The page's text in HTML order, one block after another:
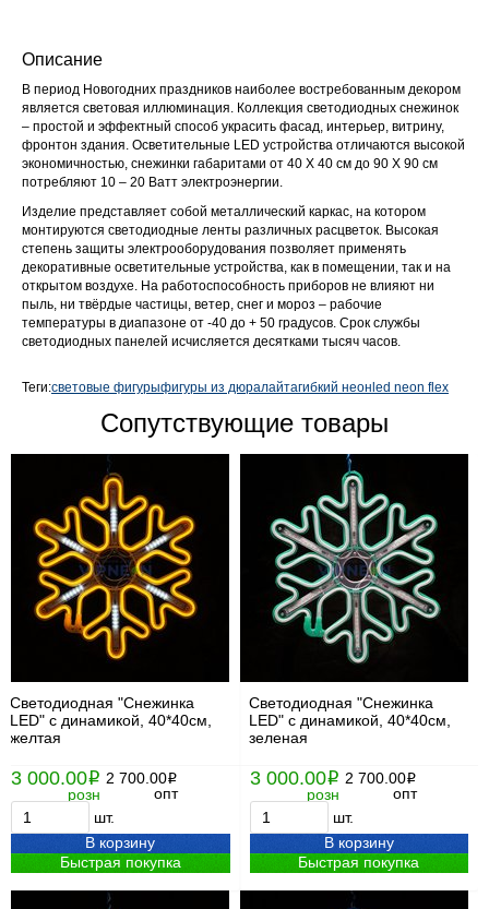
Описание
В период Новогодних праздников наиболее востребованным декором
является световая иллюминация. Коллекция светодиодных снежинок
– простой и эффектный способ украсить фасад, интерьер, витрину,
фронтон здания. Осветительные LED устройства отличаются высокой
экономичностью, снежинки габаритами от 40 Х 40 см до 90 Х 90 см
потребляют 10 – 20 Ватт электроэнергии.
Изделие представляет собой металлический каркас, на котором
монтируются светодиодные ленты различных расцветок. Высокая
степень защиты электрооборудования позволяет применять
декоративные осветительные устройства, как в помещении, так и на
открытом воздухе. На работоспособность приборов не влияют ни
пыль, ни твёрдые частицы, ветер, снег и мороз – рабочие
температуры в диапазоне от -40 до + 50 градусов. Срок службы
светодиодных панелей исчисляется десятками тысяч часов.
Теги:световые фигурыфигуры из дюралайтагибкий неонled neon flex
Сопутствующие товары
Светодиодная "Снежинка
LED" с динамикой, 40*40см,
желтая
3 000.00i
розн
2 700.00i
опт
шт.
В корзину
Быстрая покупка
Светодиодная "Снежинка
LED" с динамикой, 40*40см,
зеленая
3 000.00i
розн
2 700.00i
опт
шт.
В корзину
Быстрая покупка